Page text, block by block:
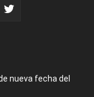
nueva fecha del